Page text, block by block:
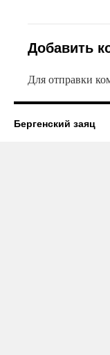
Добавить
Для отправки
Бергенский заяц